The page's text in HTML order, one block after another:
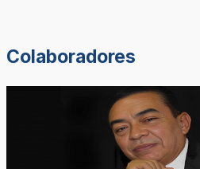
Colaboradores